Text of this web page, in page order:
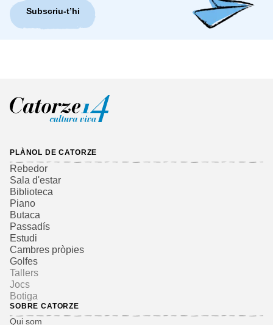
Subscriu-t’hi
PLÀNOL DE CATORZE
Rebedor
Sala d'estar
Biblioteca
Piano
Butaca
Passadís
Estudi
Cambres pròpies
Golfes
Tallers
Jocs
Botiga
SOBRE CATORZE
Qui som